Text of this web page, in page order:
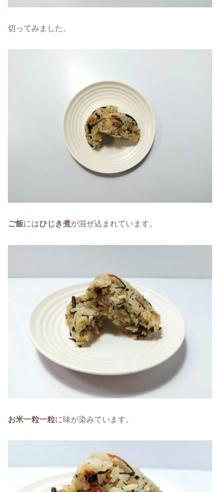
切ってみました。
ご飯にはひじき煮が混ぜ込まれています。
お米一粒一粒に味が染みています。